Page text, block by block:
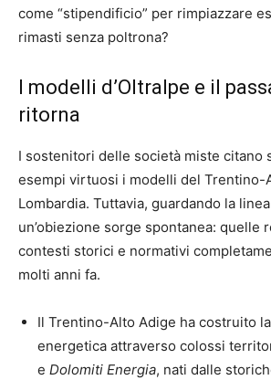
come “stipendificio” per rimpiazzare
rimasti senza poltrona?
I modelli d’Oltralpe e il
ritorna
I sostenitori delle società miste citano
esempi virtuosi i modelli del Trentino-
Lombardia. Tuttavia, guardando la
un’obiezione sorge spontanea: quelle
contesti storici e normativi
molti anni fa.
Il Trentino-Alto Adige ha costruito
energetica attraverso colossi
e Dolomiti Energia, nati dalle